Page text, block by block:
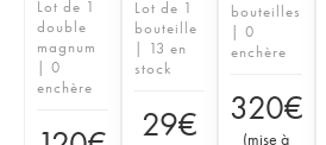
Lot de 1
double
magnum
| 0
enchère
Lot de 1
bouteille
| 13 en
stock
29€
bouteilles
| 0
enchère
320€
(mise à